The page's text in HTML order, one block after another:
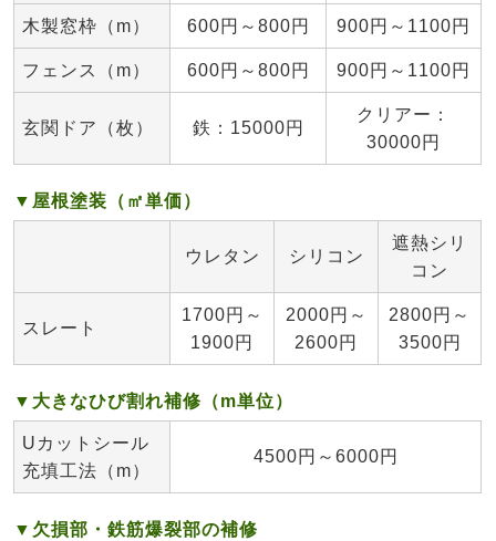
木製窓枠（m） 600円～800円 900円～1100円
フェンス（m） 600円～800円 900円～1100円
玄関ドア（枚） 鉄：15000円
クリアー：
30000円
▼屋根塗装（㎡単価）
ウレタン シリコン
遮熱シリ
コン
スレート
1700円～
1900円
2000円～
2600円
2800円～
3500円
▼大きなひび割れ補修（m単位）
Uカットシール
充填工法（m）
4500円～6000円
▼欠損部・鉄筋爆裂部の補修